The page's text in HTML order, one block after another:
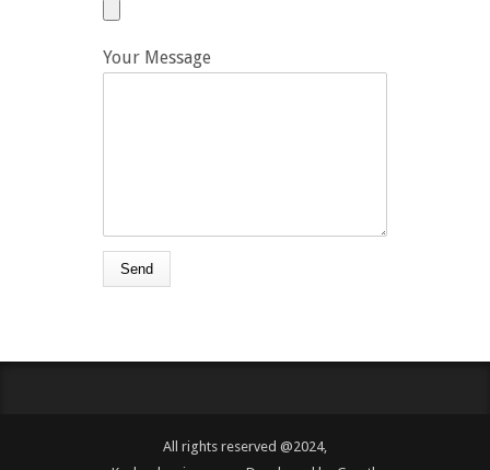
Your Message
All rights reserved @2024,